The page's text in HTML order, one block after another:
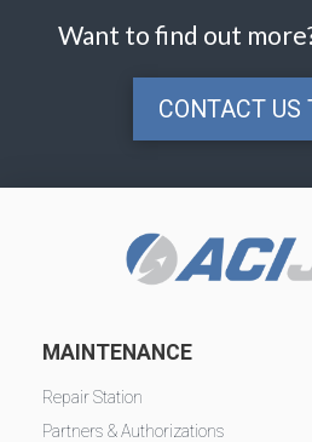
Want to find out
CONTACT US
MAINTENANCE
Repair Station
Partners & Authorizations